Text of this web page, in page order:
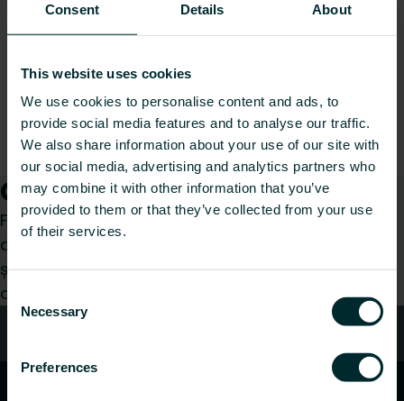
Consent Details About
This website uses cookies
We use cookies to personalise content and ads, to
provide social media features and to analyse our traffic.
We also share information about your use of our site with
our social media, advertising and analytics partners who
may combine it with other information that you’ve
provided to them or that they’ve collected from your use
of their services.
Consent
Selection
Necessary
Preferences
Cum vă putem ajuta?
Fie că sunteți un instalator, arhitect, proiectant,
distribuitor sau utilizator final, alegeți o categorie
și vom fi bucuroși să ne ocupăm de cererea
dumneavoastră.